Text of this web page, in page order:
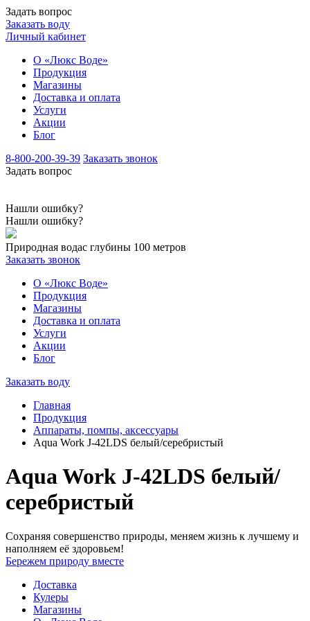
Задать вопрос
Заказать воду
Личный кабинет
О «Люкс Воде»
Продукция
Магазины
Доставка и оплата
Услуги
Акции
Блог
8-800-200-39-39 Заказать звонок
Задать вопрос
Нашли ошибку?
Нашли ошибку?
Природная водас глубины 100 метров
Заказать звонок
О «Люкс Воде»
Продукция
Магазины
Доставка и оплата
Услуги
Акции
Блог
Заказать воду
Главная
Продукция
Аппараты, помпы, аксессуары
Aqua Work J-42LDS белый/серебристый
Aqua Work J-42LDS белый/
серебристый
Сохраняя совершенство природы, меняем жизнь к лучшему и
наполняем её здоровьем!
Бережем природу вместе
Доставка
Кулеры
Магазины